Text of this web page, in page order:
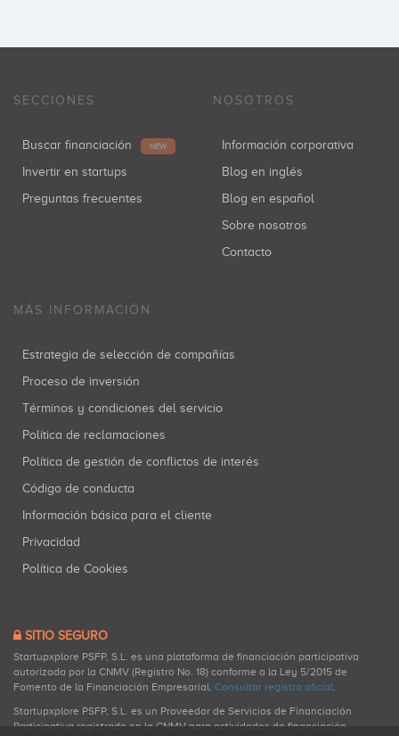
SECCIONES
Buscar financiación NEW
Invertir en startups
Preguntas frecuentes
NOSOTROS
Información corporativa
Blog en inglés
Blog en español
Sobre nosotros
Contacto
MÁS INFORMACIÓN
Estrategia de selección de compañías
Proceso de inversión
Términos y condiciones del servicio
Política de reclamaciones
Política de gestión de conflictos de interés
Código de conducta
Información básica para el cliente
Privacidad
Política de Cookies
SITIO SEGURO
Startupxplore PSFP, S.L. es una plataforma de financiación participativa
autorizada por la CNMV (Registro No. 18) conforme a la Ley 5/2015 de
Fomento de la Financiación Empresarial. Consultar registro oficial.
Startupxplore PSFP, S.L. es un Proveedor de Servicios de Financiación
Participativa registrado en la CNMV para actividades de financiación